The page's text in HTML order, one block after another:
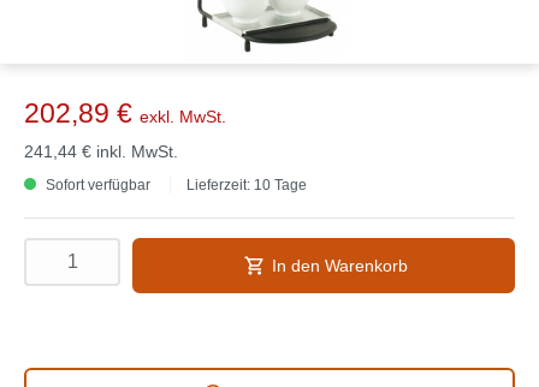
202,89 € exkl. MwSt.
241,44 € inkl. MwSt.
Sofort verfügbar Lieferzeit: 10 Tage
In den Warenkorb